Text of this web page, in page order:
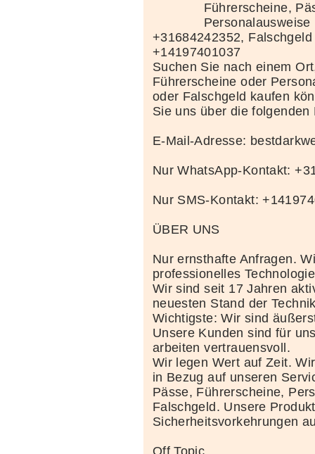
Führerscheine,
+31684242352,
+14197401037
Suchen Sie nach einem
Führerscheine oder
oder Falschgeld kaufen
Sie uns über die folgenden
E-Mail-Adresse:
Nur WhatsApp-Kontakt:
Nur SMS-Kontakt:
ÜBER UNS
Nur ernsthafte Anfragen.
professionelles
Wir sind seit 17 Jahren
neuesten Stand der
Wichtigste: Wir sind
Unsere Kunden sind für
arbeiten vertrauensvoll.
Wir legen Wert auf Zeit.
in Bezug auf unseren
Pässe, Führerscheine,
Falschgeld. Unsere
Sicherheitsvorkehrungen